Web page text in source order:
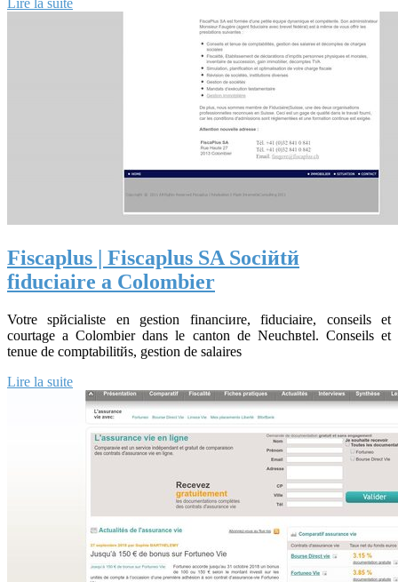
Lire la suite
Fiscaplus | Fiscaplus SA Sociйtй
fiduciaire а Colombier
Votre spйcialiste en gestion financiиre, fiduciaire, conseils et
courtage а Colombier dans le canton de Neuchвtel. Conseils et
tenue de comptabilitйs, gestion de salaires
Lire la suite